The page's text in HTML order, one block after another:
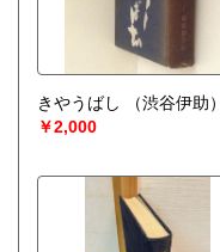
きやうばし
（渋谷伊助）
￥2,000